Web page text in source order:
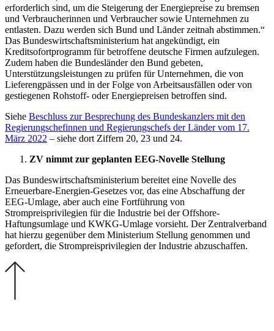
erforderlich sind, um die Steigerung der Energiepreise zu bremsen
und Verbraucherinnen und Verbraucher sowie Unternehmen zu
entlasten. Dazu werden sich Bund und Länder zeitnah abstimmen.“
Das Bundeswirtschaftsministerium hat angekündigt, ein
Kreditsofortprogramm für betroffene deutsche Firmen aufzulegen.
Zudem haben die Bundesländer den Bund gebeten,
Unterstützungsleistungen zu prüfen für Unternehmen, die von
Lieferengpässen und in der Folge von Arbeitsausfällen oder von
gestiegenen Rohstoff- oder Energiepreisen betroffen sind.
Siehe Beschluss zur Besprechung des Bundeskanzlers mit den
Regierungschefinnen und Regierungschefs der Länder vom 17.
März 2022 – siehe dort Ziffern 20, 23 und 24.
ZV nimmt zur geplanten EEG-Novelle Stellung
Das Bundeswirtschaftsministerium bereitet eine Novelle des
Erneuerbare-Energien-Gesetzes vor, das eine Abschaffung der
EEG-Umlage, aber auch eine Fortführung von
Strompreisprivilegien für die Industrie bei der Offshore-
Haftungsumlage und KWKG-Umlage vorsieht. Der Zentralverband
hat hierzu gegenüber dem Ministerium Stellung genommen und
gefordert, die Strompreisprivilegien der Industrie abzuschaffen.